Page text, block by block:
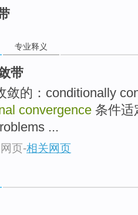
专业释义
带
敛的：conditionally
convergence 条件适
...
页-相关网页